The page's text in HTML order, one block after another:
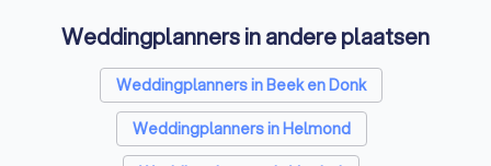
Weddingplanners in andere plaatsen
Weddingplanners in Beek en Donk
Weddingplanners in Helmond